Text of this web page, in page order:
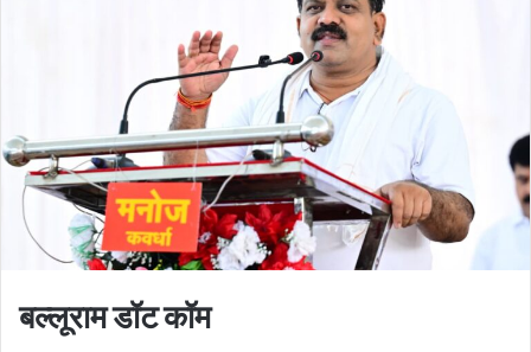
बल्लूराम डॉट कॉम